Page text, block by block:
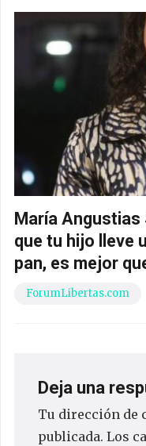
María Angustias
que tu hijo lleve
pan, es mejor
ForumLibertas.com
Deja una
Tu dirección de
publicada. Los